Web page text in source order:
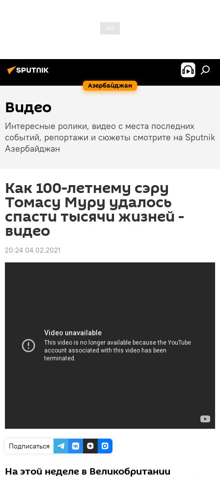
Азербайджан
Видео
Интересные ролики, видео с места последних
событий, репортажи и сюжеты смотрите на Sputnik
Азербайджан
Как 100-летнему сэру
Томасу Муру удалось
спасти тысячи жизней -
видео
20:24 04.02.2021
Подписаться
На этой неделе в Великобритании